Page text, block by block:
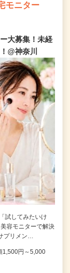
モニター
大募集！未経
@神奈川
試してみたいけ
容モニターで解決
プリメン…
1,500円～5,000